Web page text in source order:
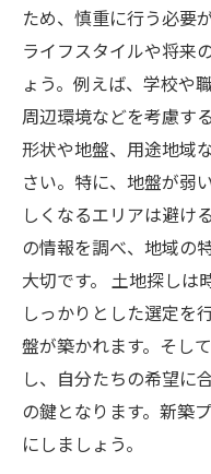
のまとめ
ため、慎重に行う必要
ライフスタイルや将来
ょう。例えば、学校や
周辺環境などを考慮す
形状や地盤、用途地域
さい。特に、地盤が弱
しくなるエリアは避け
の情報を調べ、地域の
大切です。 土地探しは
しっかりとした選定を
盤が築かれます。そし
し、自分たちの希望に
の鍵となります。新築
にしましょう。